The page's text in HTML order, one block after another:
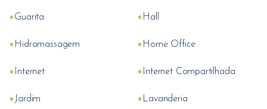
•Guarita • Hall
• Hidromassagem • Home Office
• Internet • Internet Compartilhada
• Jardim • Lavanderia